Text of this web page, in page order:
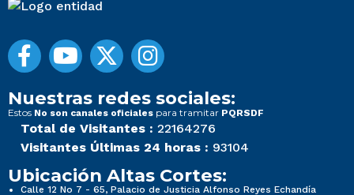
Nuestras redes sociales:
Estos No son canales oficiales para tramitar PQRSDF
Total de Visitantes : 22164276
Visitantes Últimas 24 horas : 93104
Ubicación Altas Cortes:
Calle 12 No 7 - 65, Palacio de Justicia Alfonso Reyes Echandía